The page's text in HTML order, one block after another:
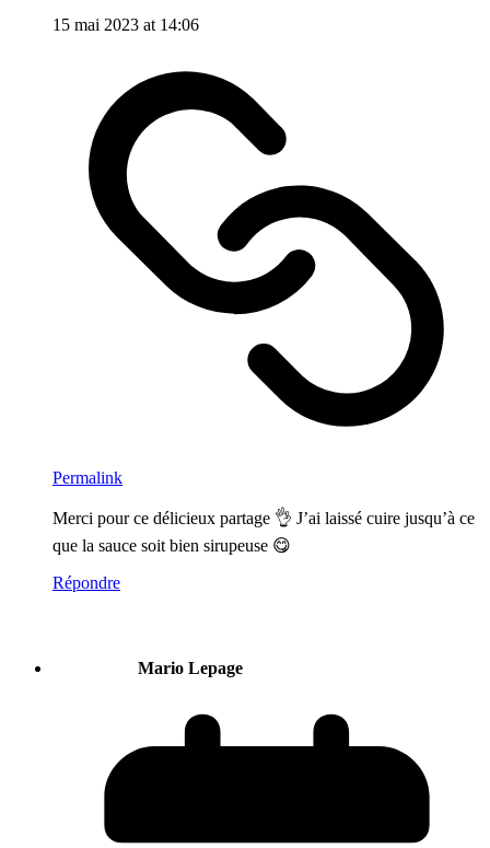
15 mai 2023 at 14:06
Permalink
Merci pour ce délicieux partage 👌 J’ai laissé cuire jusqu’à ce
que la sauce soit bien sirupeuse 😋
Répondre
Mario Lepage